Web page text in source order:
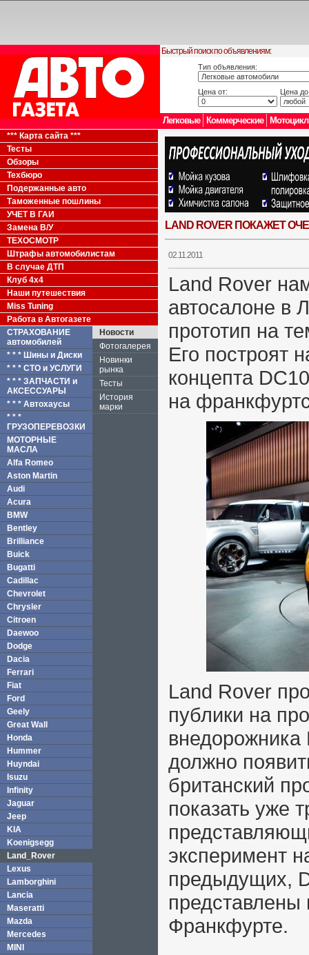
Быстрый поиск по объявлениям:
Тип объявления:
Цена от: Цена
Легковые Коммерческие
*** Карта сайта ***
Тесты
Обзоры
Техбюро
Подержанные авто
Таможенные пошлины
УЧЕТ В ГАИ
Замена В/У
ТЕХОСМОТР
Штрафы автомобилистам
В случае ДТП
Клуб 4x4
Наши путешествия
Miss Tuning
Работа в Автогазете
СТРАХОВАНИЕ
автомобилей
* * * Шины и Диски
* * * СТО и УСЛУГИ
* * * ЗАПЧАСТИ и
АКСЕССУАРЫ
* * * Автохаусы
* * *
ГРУЗОПЕРЕВОЗКИ
МОТОРНЫЕ
МАСЛА
Alfa Romeo
Aston Martin
Audi
Acura
BMW
Bentley
Brilliance
Buick
Bugatti
Cadillac
Chevrolet
Chrysler
Citroen
Daewoo
Dodge
Dacia
Ferrari
Fiat
Ford
Geely
Great Wall
Honda
Hummer
Huyndai
Isuzu
Infinity
Jaguar
Jeep
KIA
Koenigsegg
Land_Rover
Lexus
Lamborghini
Lancia
Maseratti
Mazda
Mercedes
MINI
Новости
Фотогалерея
Новинки
рынка
Тесты
История
марки
LAND ROVER ПОКАЖЕТ
02.11.2011
Land Rover
автосалоне в
прототип на
Его построят
концепта
на
Land Rover
публики на
внедорожника
должно
британский
показать уже
эксперимент
предыдущих,
представлены
Франкфурте.